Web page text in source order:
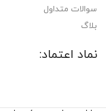
سوالات متداول
بلاگ
نماد اعتماد: